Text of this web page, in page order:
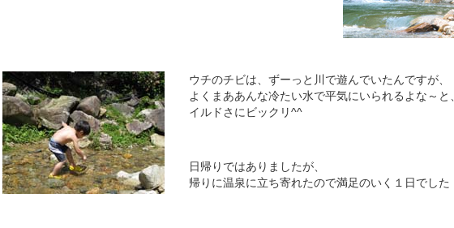
ウチのチビは、ずーっと川で遊んでいたんですが、
よくまああんな冷たい水で平気にいられるよな～と
イルドさにビックリ^^
日帰りではありましたが、
帰りに温泉に立ち寄れたので満足のいく１日でした